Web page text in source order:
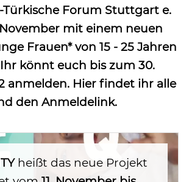
Türkische Forum Stuttgart e.
mit einem neuen
Frauen* von 15 - 25 Jahren
könnt euch bis zum 30.
anmelden. Hier findet ihr alle
den Anmeldelink.
heißt das neue Projekt